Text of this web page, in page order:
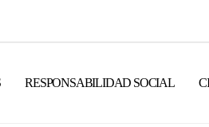
RESPONSABILIDAD SOCIAL